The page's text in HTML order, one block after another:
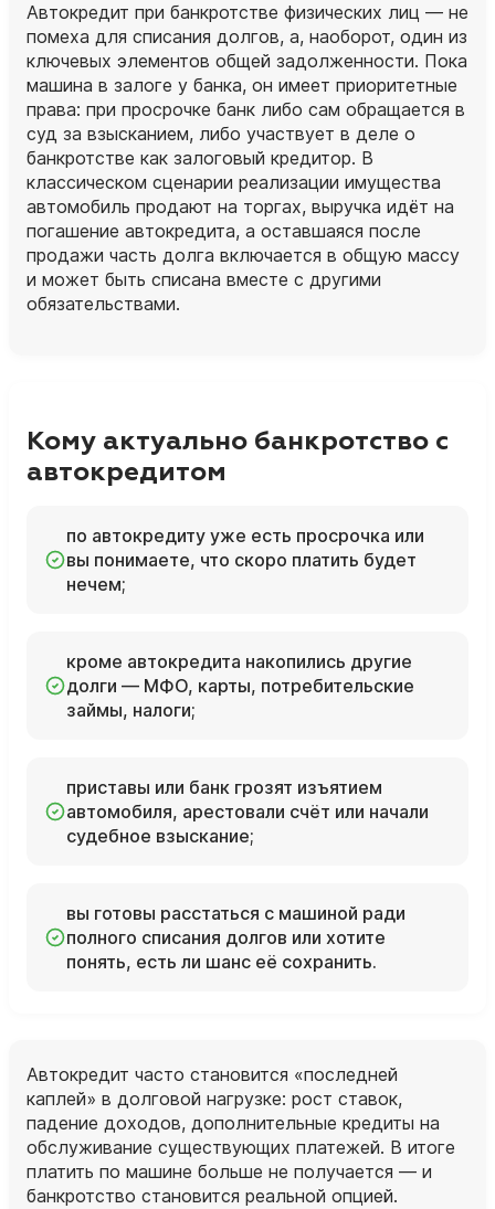
Автокредит при банкротстве физических лиц — не
помеха для списания долгов, а, наоборот, один из
ключевых элементов общей задолженности. Пока
машина в залоге у банка, он имеет приоритетные
права: при просрочке банк либо сам обращается в
суд за взысканием, либо участвует в деле о
банкротстве как залоговый кредитор. В
классическом сценарии реализации имущества
автомобиль продают на торгах, выручка идёт на
погашение автокредита, а оставшаяся после
продажи часть долга включается в общую массу
и может быть списана вместе с другими
обязательствами.
Кому актуально банкротство с
автокредитом
по автокредиту уже есть просрочка или
вы понимаете, что скоро платить будет
нечем;
кроме автокредита накопились другие
долги — МФО, карты, потребительские
займы, налоги;
приставы или банк грозят изъятием
автомобиля, арестовали счёт или начали
судебное взыскание;
вы готовы расстаться с машиной ради
полного списания долгов или хотите
понять, есть ли шанс её сохранить.
Автокредит часто становится «последней
каплей» в долговой нагрузке: рост ставок,
падение доходов, дополнительные кредиты на
обслуживание существующих платежей. В итоге
платить по машине больше не получается — и
банкротство становится реальной опцией.